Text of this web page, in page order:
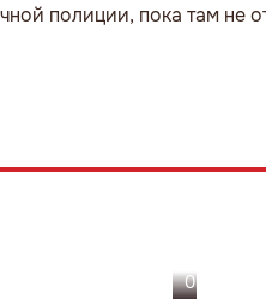
полиции, пока там не
05.08.26